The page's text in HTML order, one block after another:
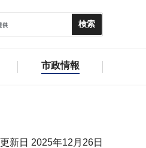
市政情報
新日 2025年12月26日